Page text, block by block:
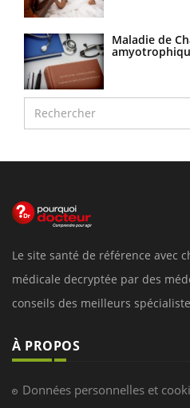
Maladie de
Le site santé de référence avec
médicale decryptée par des
conseils des meilleurs
À PROPOS
Données personnelles et